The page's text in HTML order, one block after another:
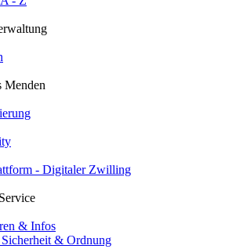
Menden
- Digitaler Zwilling
& Infos
& Ordnung